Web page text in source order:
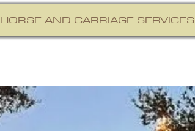
HORSE AND CARRIAGE SERVICES